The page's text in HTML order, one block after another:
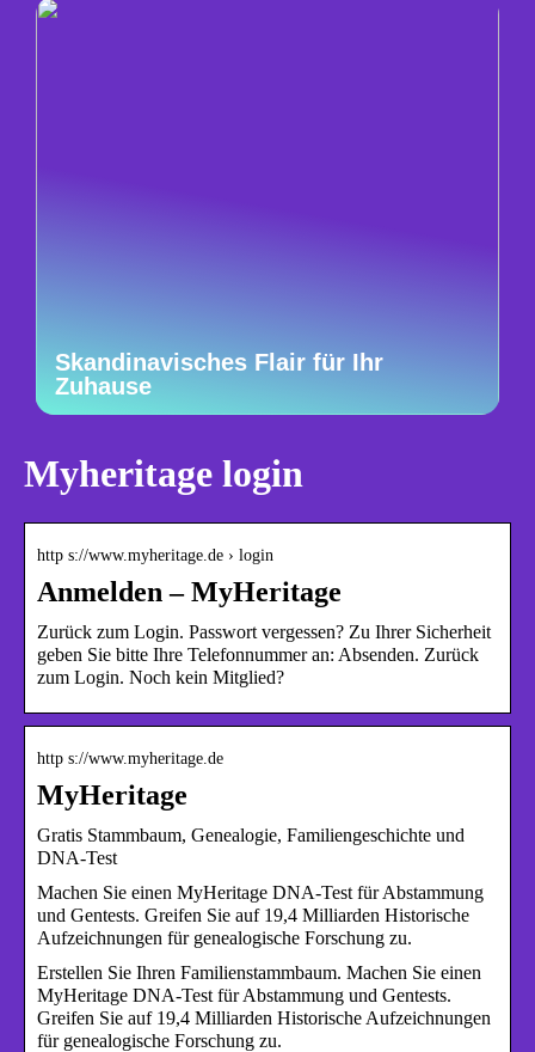
Skandinavisches Flair für Ihr
Zuhause
Myheritage login
http s://www.myheritage.de › login
Anmelden – MyHeritage
Zurück zum Login. Passwort vergessen? Zu Ihrer Sicherheit
geben Sie bitte Ihre Telefonnummer an: Absenden. Zurück
zum Login. Noch kein Mitglied?
http s://www.myheritage.de
MyHeritage
Gratis Stammbaum, Genealogie, Familiengeschichte und
DNA-Test
Machen Sie einen MyHeritage DNA-Test für Abstammung
und Gentests. Greifen Sie auf 19,4 Milliarden Historische
Aufzeichnungen für genealogische Forschung zu.
Erstellen Sie Ihren Familienstammbaum. Machen Sie einen
MyHeritage DNA-Test für Abstammung und Gentests.
Greifen Sie auf 19,4 Milliarden Historische Aufzeichnungen
für genealogische Forschung zu.